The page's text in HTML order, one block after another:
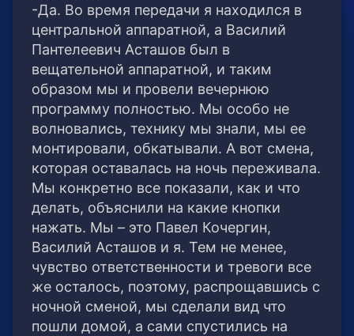
-Да. Во время передачи я находился в
центральной аппаратной, а Василий
Пантелеевич Асташов был в
вещательной аппаратной, и таким
образом мы и провели вечернюю
программу полностью. Мы особо не
волновались, технику мы знали, мы ее
монтировали, обкатывали. А вот смена,
которая оставалась на ночь переживала.
Мы конкретно все показали, как и что
делать, объяснили на какие кнопки
нажать. Мы – это Павел Кочергин,
Василий Асташов и я. Тем не менее,
чувство ответственности и тревоги все
же осталось, поэтому, распрощавшись с
ночной сменой, мы сделали вид что
пошли домой, а сами спустились на